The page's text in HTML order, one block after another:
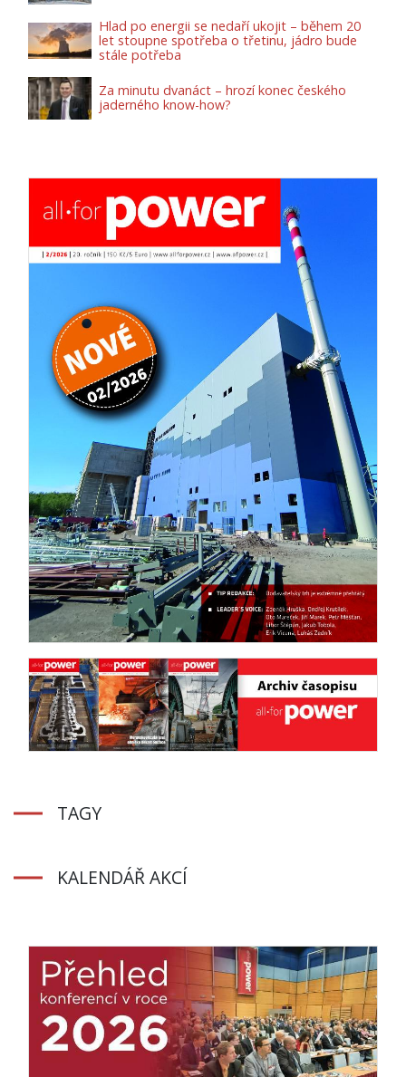
Hlad po energii se nedaří ukojit – během 20
let stoupne spotřeba o třetinu, jádro bude
stále potřeba
Za minutu dvanáct – hrozí konec českého
jaderného know-how?
TAGY
KALENDÁŘ AKCÍ